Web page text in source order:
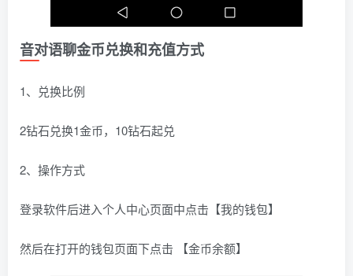
音对语聊金币兑换和充值方式
1、兑换比例
2钻石兑换1金币，10钻石起兑
2、操作方式
登录软件后进入个人中心页面中点击【我的钱包】
然后在打开的钱包页面下点击 【金币余额】